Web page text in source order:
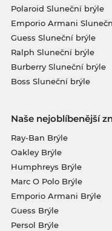
Polaroid Sluneční brýle
Emporio Armani
Guess Sluneční brýle
Ralph Sluneční brýle
Burberry Sluneční brýle
Boss Sluneční brýle
Naše nejoblíbenější
Ray-Ban Brýle
Oakley Brýle
Humphreys Brýle
Marc O Polo Brýle
Emporio Armani Brýle
Guess Brýle
Persol Brýle